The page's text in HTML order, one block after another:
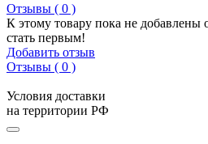
Отзывы ( 0 )
К этому товару пока не
стать первым!
Добавить отзыв
Отзывы ( 0 )
Условия доставки
на территории РФ